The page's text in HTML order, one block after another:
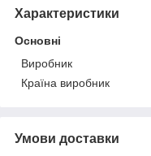
Характеристики
Основні
Виробник
Країна виробник
Умови доставки